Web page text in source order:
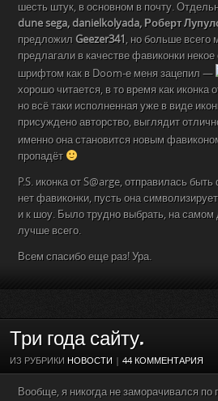
шесть штук, в основном в почту.
dune sega, danielkolyada, Роберт
предложил Geezer341 , но больше всего
предлагали в качестве фавиконки
шрифтом как в Doom-е меня зацепил —
хорошо читается, в то время как иконка
но всё таки исполненная уже в виде
присуждено авторство, выглядит
именно она становится новым
пропадёт
P.S. иконка от S@arge, отправилась
нет фавиконки, пусть она
и к шоу. Было трудно выбрать, на самом
лучше всего.
Всем спасибо еще раз! Ура.
Три года сайту.
ИЗ РУБРИКИ НОВОСТИ | 44 КОММЕНТАРИЯ
Вообще, я никогда не заморачивался по